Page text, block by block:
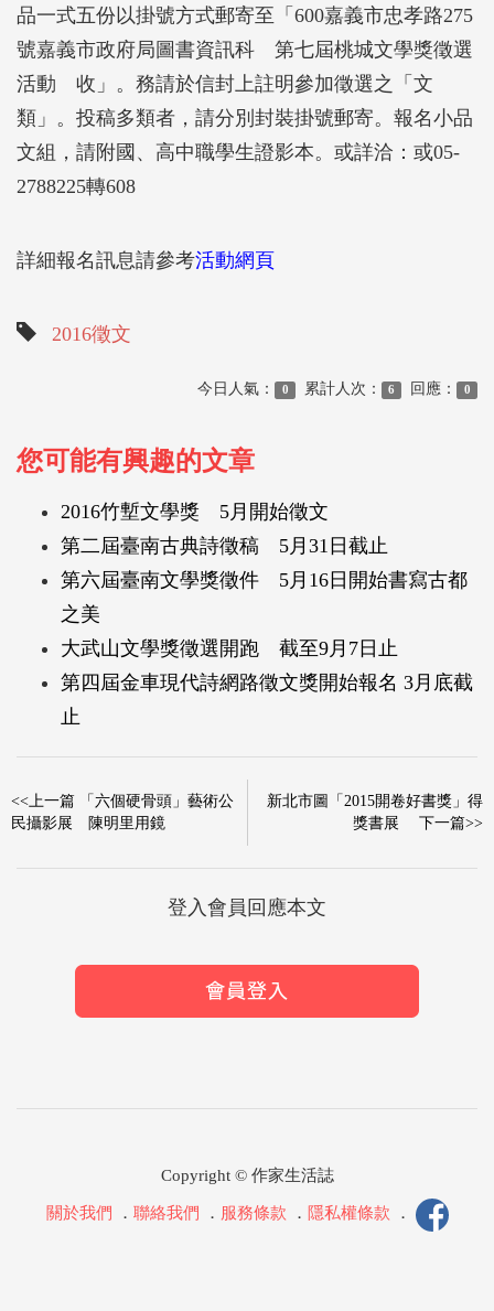
品一式五份以掛號方式郵寄至「600嘉義市忠孝路275
號嘉義市政府局圖書資訊科 第七屆桃城文學獎徵選
活動 收」。務請於信封上註明參加徵選之「文
類」。投稿多類者，請分別封裝掛號郵寄。報名小品
文組，請附國、高中職學生證影本。或詳洽：或05-
2788225轉608
詳細報名訊息請參考活動網頁
2016徵文
今日人氣： 0 累計人次： 6 回應： 0
您可能有興趣的文章
2016竹塹文學獎 5月開始徵文
第二屆臺南古典詩徵稿 5月31日截止
第六屆臺南文學獎徵件 5月16日開始書寫古都
之美
大武山文學獎徵選開跑 截至9月7日止
第四屆金車現代詩網路徵文獎開始報名 3月底截
止
<<上一篇 「六個硬骨頭」藝術公
民攝影展 陳明里用鏡
新北市圖「2015開卷好書獎」得
獎書展 下一篇>>
登入會員回應本文
Copyright © 作家生活誌
關於我們 ． 聯絡我們 ． 服務條款 ． 隱私權條款 ．